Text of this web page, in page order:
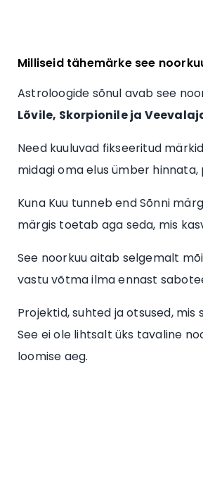
Milliseid tähemärke see
Astroloogide sõnul avab see
Lõvile, Skorpionile ja
Need kuuluvad fikseeritud
midagi oma elus ümber
Kuna Kuu tunneb end Sõnni
märgis toetab aga seda, mis
See noorkuu aitab selgemalt
vastu võtma ilma ennast
Projektid, suhted ja otsused, mis
See ei ole lihtsalt üks tavaline
loomise aeg.